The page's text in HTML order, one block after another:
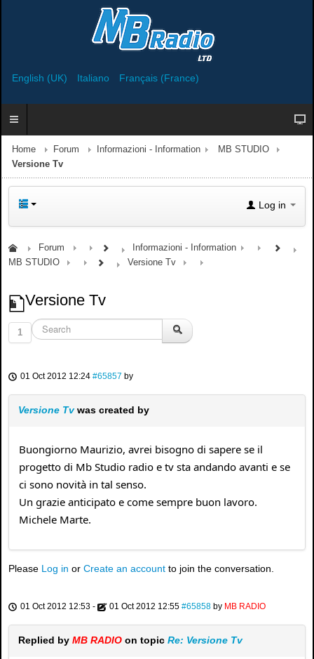
English (UK) Italiano Français (France)
Home Forum Informazioni - Information
MB STUDIO
Versione Tv
Log in
Forum
Informazioni - Information
MB STUDIO
Versione Tv
Versione Tv
1
01 Oct 2012 12:24 #65857 by
Versione Tvwas created by
Buongiorno Maurizio, avrei bisogno di sapere se il
progetto di Mb Studio radio e tv sta andando avanti e se
ci sono novità in tal senso.
Un grazie anticipato e come sempre buon lavoro.
Michele Marte.
Please Log in or Create an account to join the conversation.
01 Oct 2012 12:53 - 01 Oct 2012 12:55 #65858 by MB RADIO
Replied by MB RADIO on topic Re: Versione Tv